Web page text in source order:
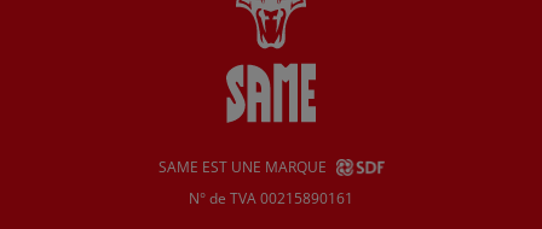
SAME EST UNE MARQUE
N° de TVA 00215890161